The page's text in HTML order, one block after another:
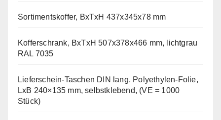
Sortimentskoffer, BxTxH 437x345x78 mm
Kofferschrank, BxTxH 507x378x466 mm, lichtgrau
RAL 7035
Lieferschein-Taschen DIN lang, Polyethylen-Folie,
LxB 240×135 mm, selbstklebend, (VE = 1000
Stück)